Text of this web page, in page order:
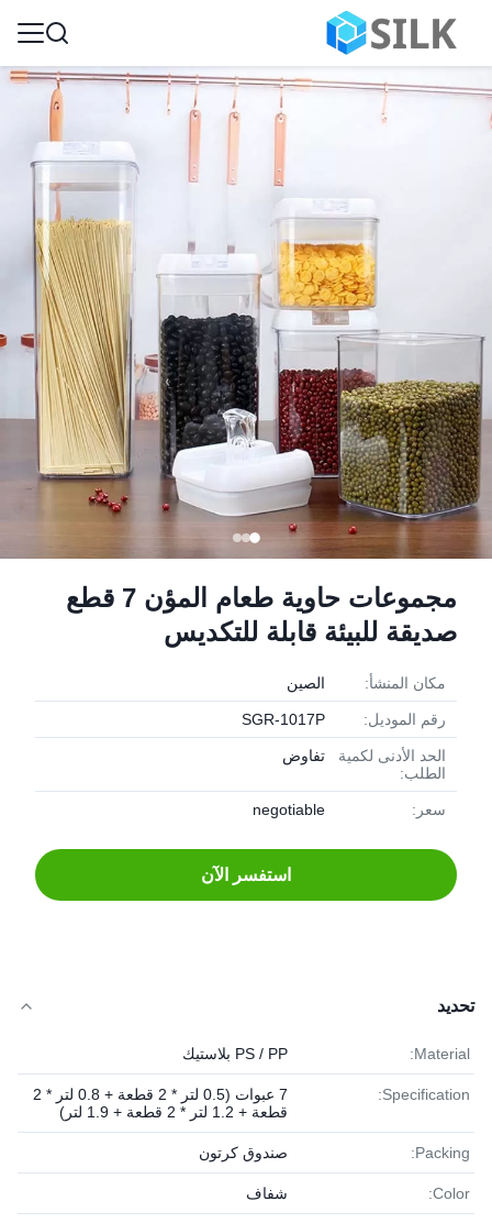
مجموعات حاوية طعام المؤن 7 قطع
صديقة للبيئة قابلة للتكديس
مكان المنشأ: الصين
رقم الموديل: SGR-1017P
الحد الأدنى لكمية
الطلب:
تفاوض
سعر: negotiable
استفسر الآن
تحديد
Material: PS / PP بلاستيك
Specification:
7 عبوات (0.5 لتر * 2 قطعة + 0.8 لتر * 2
قطعة + 1.2 لتر * 2 قطعة + 1.9 لتر)
Packing: صندوق كرتون
Color: شفاف